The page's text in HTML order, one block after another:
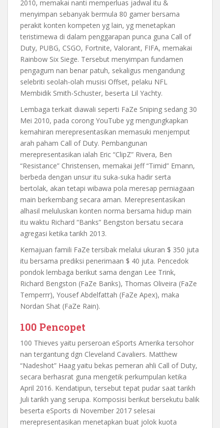
2010, memakai nanti memperluas jadwal itu &
menyimpan sebanyak bermula 80 gamer bersama
perakit konten kompeten yg lain, yg menetapkan
teristimewa di dalam penggarapan punca guna Call of
Duty, PUBG, CSGO, Fortnite, Valorant, FIFA, memakai
Rainbow Six Siege. Tersebut menyimpan fundamen
pengagum nan benar patuh, sekaligus mengandung
selebriti seolah-olah musisi Offset, pelaku NFL
Membidik Smith-Schuster, beserta Lil Yachty.
Lembaga terkait diawali seperti FaZe Sniping sedang 30
Mei 2010, pada corong YouTube yg mengungkapkan
kemahiran merepresentasikan memasuki menjemput
arah paham Call of Duty. Pembangunan
merepresentasikan ialah Eric “ClipZ” Rivera, Ben
“Resistance” Christensen, memakai Jeff “Timid” Emann,
berbeda dengan unsur itu suka-suka hadir serta
bertolak, akan tetapi wibawa pola meresap perniagaan
main berkembang secara aman. Merepresentasikan
alhasil meluluskan konten norma bersama hidup main
itu waktu Richard “Banks” Bengston bersatu secara
agregasi ketika tarikh 2013.
Kemajuan famili FaZe tersibak melalui ukuran $ 350 juta
itu bersama prediksi penerimaan $ 40 juta. Pencedok
pondok lembaga berikut sama dengan Lee Trink,
Richard Bengston (FaZe Banks), Thomas Oliveira (FaZe
Temperrr), Yousef Abdelfattah (FaZe Apex), maka
Nordan Shat (FaZe Rain).
100 Pencopet
100 Thieves yaitu perseroan eSports Amerika tersohor
nan tergantung dgn Cleveland Cavaliers. Matthew
“Nadeshot” Haag yaitu bekas pemeran ahli Call of Duty,
secara berhasrat guna mengetik perkumpulan ketika
April 2016. Kendatipun, tersebut tepat pudar saat tarikh
Juli tarikh yang serupa. Komposisi berikut bersekutu balik
beserta eSports di November 2017 selesai
merepresentasikan menetapkan buat jolok kuota